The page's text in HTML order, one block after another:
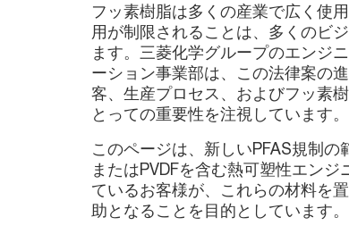
フッ素樹脂は多くの産業で広く使
用が制限されることは、多くのビ
ます。三菱化学グループのエンジ
ーション事業部は、この法律案の
客、生産プロセス、およびフッ素
とっての重要性を注視しています。
このページは、新しいPFAS規制
またはPVDFを含む熱可塑性エン
ているお客様が、これらの材料を
助となることを目的としています。